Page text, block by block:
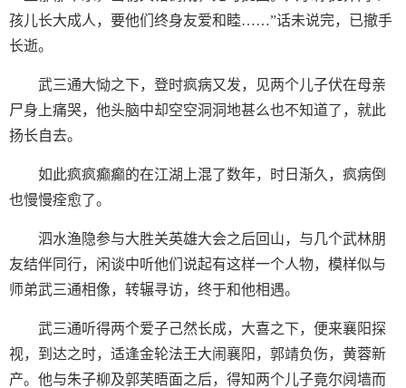
孩儿长大成人，要他们终身友爱和睦……”话未说完，已撤手
长逝。
武三通大恸之下，登时疯病又发，见两个儿子伏在母亲
尸身上痛哭，他头脑中却空空洞洞地甚么也不知道了，就此
扬长自去。
如此疯疯癫癫的在江湖上混了数年，时日渐久，疯病倒
也慢慢痊愈了。
泗水渔隐参与大胜关英雄大会之后回山，与几个武林朋
友结伴同行，闲谈中听他们说起有这样一个人物，模样似与
师弟武三通相像，转辗寻访，终于和他相遇。
武三通听得两个爱子己然长成，大喜之下，便来襄阳探
视，到达之时，适逢金轮法王大闹襄阳，郭靖负伤，黄蓉新
产。他与朱子柳及郭芙晤面之后，得知两个儿子竟尔阋墙而